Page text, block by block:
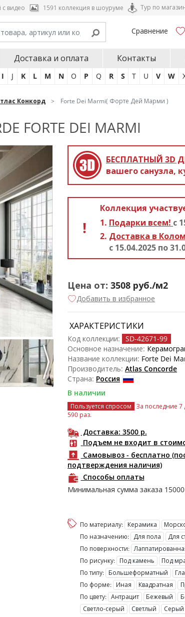
с видео 1591 коллекция в шоуруме Тур по
Сравнение
Доставка и оплата Контакты
I J K L M N O P Q R S T U V W
Конкорд Forte Dei Marmi( Форте Дей Марми )
FORTE DEI MARMI
БЕСПЛАТНЫЙ 3D
вашего санузла,
Коллекция
Подарки всем! с
Доставка в
с 15.04.2025 по
Цена от: 3508 руб./м2
Добавить в избранное
ХАРАКТЕРИСТИКИ
Код коллекции: SD-42671-99
Основное назначение:
Название коллекции: Forte Dei
Производитель: Atlas Concorde
Страна: Россия
В наличии
Пользуется спросом
За последние 7
590 раз.
Доставка: 3500 р.
Подъем не входит в
Самовывоз - бесплатно
подтверждения наличия)
Способы оплаты
Минимальная сумма заказа 15000
По материалу: Керамика
По назначению:
Для пола
Для
По поверхности:
По рисунку:
Под камень
Под
По типу:
Большеформатный
По форме:
Иная Квадратная
По цвету:
Антрацит Бежевый
Светло-серый
Светлый Серый